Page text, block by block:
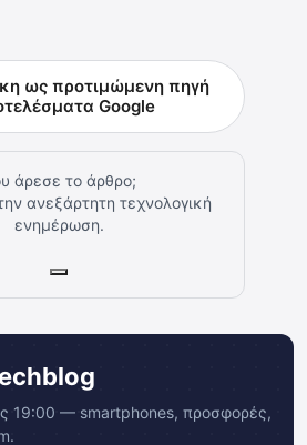
ως προτιμώμενη πηγή
Google
άρεσε το άρθρο;
ανεξάρτητη τεχνολογική
ενημέρωση.
19:00 — smartphones, προσφορές,